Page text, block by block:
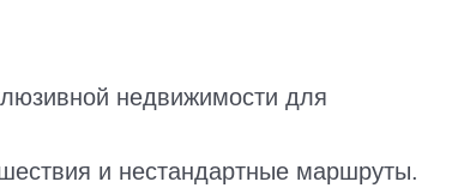
недвижимости для
и нестандартные маршруты.